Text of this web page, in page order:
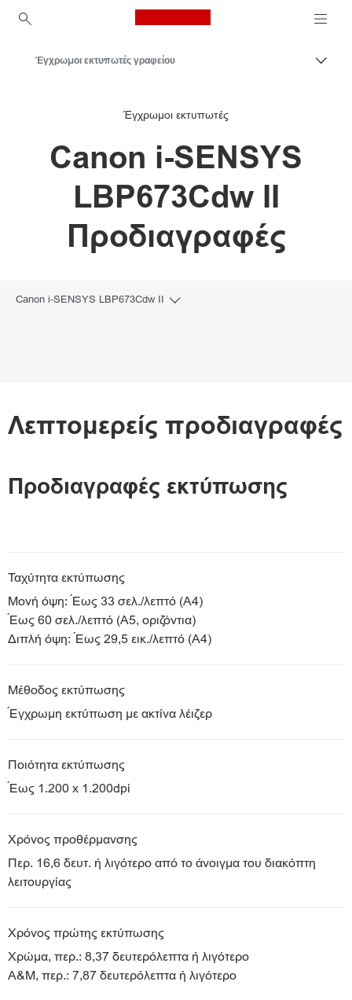
Canon Logo, back to
Λύσεις και υπηρεσίες
Επαγγελματικά προϊόντα
Εκτυπωτές
Έγχρωμοι εκτυπωτές γραφείου
Έγχρωμοι εκτυπωτές
Canon i-SENSYS
LBP673Cdw II
Προδιαγραφές
Canon i-SENSYS LBP673Cdw II
Toggle breadcrumbs
Υποστήριξη
Λεπτομερείς προδιαγραφές
Προδιαγραφές εκτύπωσης
Ταχύτητα εκτύπωσης
Μονή όψη: Έως 33 σελ./λεπτό (A4)
Έως 60 σελ./λεπτό (A5, οριζόντια)
Διπλή όψη: Έως 29,5 εικ./λεπτό (A4)
Μέθοδος εκτύπωσης
Έγχρωμη εκτύπωση με ακτίνα λέιζερ
Ποιότητα εκτύπωσης
Έως 1.200 x 1.200dpi
Χρόνος προθέρμανσης
Περ. 16,6 δευτ. ή λιγότερο από το άνοιγμα του διακόπτη
λειτουργίας
Χρόνος πρώτης εκτύπωσης
Χρώμα, περ.: 8,37 δευτερόλεπτα ή λιγότερο
Α&Μ, περ.: 7,87 δευτερόλεπτα ή λιγότερο